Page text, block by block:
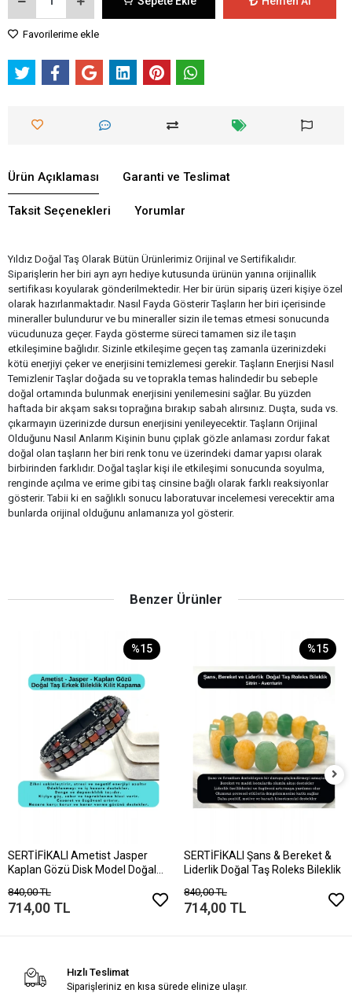
Favorilerime ekle
Ürün Açıklaması Garanti ve Teslimat
Taksit Seçenekleri Yorumlar
Yıldız Doğal Taş Olarak Bütün Ürünlerimiz Orijinal ve Sertifikalıdır.
Siparişlerin her biri ayrı ayrı hediye kutusunda ürünün yanına orijinallik
sertifikası koyularak gönderilmektedir. Her bir ürün sipariş üzeri kişiye özel
olarak hazırlanmaktadır. Nasıl Fayda Gösterir Taşların her biri içerisinde
mineraller bulundurur ve bu mineraller sizin ile temas etmesi sonucunda
vücudunuza geçer. Fayda gösterme süreci tamamen siz ile taşın
etkileşimine bağlıdır. Sizinle etkileşime geçen taş zamanla üzerinizdeki
kötü enerjiyi çeker ve enerjisini temizlemesi gerekir. Taşların Enerjisi Nasıl
Temizlenir Taşlar doğada su ve toprakla temas halindedir bu sebeple
doğal ortamında bulunmak enerjisini yenilemesini sağlar. Bu yüzden
haftada bir akşam saksı toprağına bırakıp sabah alırsınız. Duşta, suda vs.
çıkarmayın üzerinizde dursun enerjisini yenileyecektir. Taşların Orijinal
Olduğunu Nasıl Anlarım Kişinin bunu çıplak gözle anlaması zordur fakat
doğal olan taşların her biri renk tonu ve üzerindeki damar yapısı olarak
birbirinden farklıdır. Doğal taşlar kişi ile etkileşimi sonucunda soyulma,
renginde açılma ve erime gibi taş cinsine bağlı olarak farklı reaksiyonlar
gösterir. Tabii ki en sağlıklı sonucu laboratuvar incelemesi verecektir ama
bunlarda orijinal olduğunu anlamanıza yol gösterir.
Benzer Ürünler
%15
SERTİFİKALI Ametist Jasper
Kaplan Gözü Disk Model Doğal
840,00 TL
714,00 TL
%15
SERTİFİKALI Şans & Bereket &
Liderlik Doğal Taş Roleks Bileklik
840,00 TL
714,00 TL
Hızlı Teslimat
Siparişleriniz en kısa sürede elinize ulaşır.